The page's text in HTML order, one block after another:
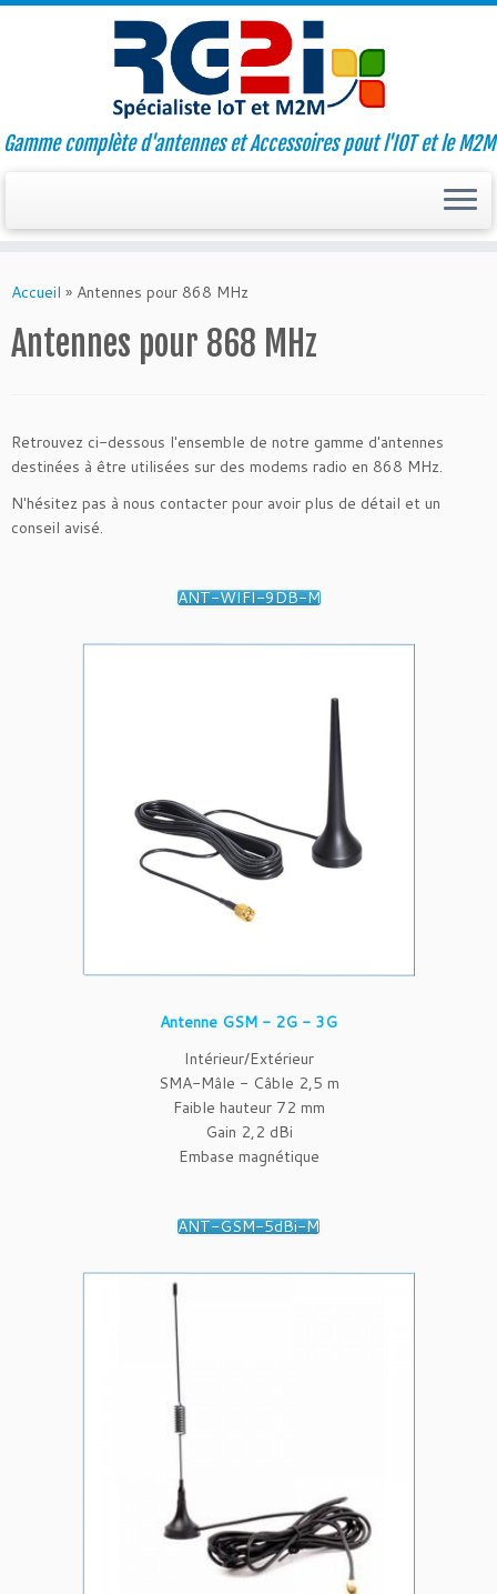
to
Gamme complète d'antennes et Accessoires pout l'IOT et le M2M
Accueil » Antennes pour 868 MHz
Antennes pour 868 MHz
Retrouvez ci-dessous l'ensemble de notre gamme d'antennes
destinées à être utilisées sur des modems radio en 868 MHz.
N'hésitez pas à nous contacter pour avoir plus de détail et un
conseil avisé.
ANT-WIFI-9DB-M
Antenne GSM - 2G - 3G
Intérieur/Extérieur
SMA-Mâle - Câble 2,5 m
Faible hauteur 72 mm
Gain 2,2 dBi
Embase magnétique
ANT-GSM-5dBi-M